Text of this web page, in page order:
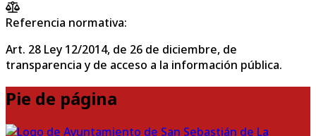
Referencia normativa:
Art. 28 Ley 12/2014, de 26 de diciembre, de
transparencia y de acceso a la información pública.
Pie de página